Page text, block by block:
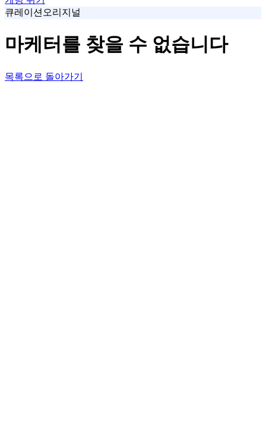
큐레이션 오리지널
마케터를 찾을 수 없습니다
목록으로 돌아가기